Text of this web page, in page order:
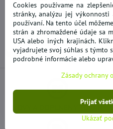
SKLADOM
14,25 €
Do košíka
NOVÝ A DOPLNENÝ TOVAR
Cookies používame na
stránky, analýzu jej
používaní. Na tento účel
strán a zhromaždené údaje sa
USA alebo iných krajinách.
vyjadrujete svoj súhlas s týmto
podrobné informácie alebo
Zásady ochrany
Ukázať
Prijať